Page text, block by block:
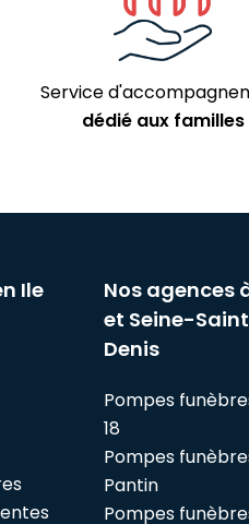
Service
dédié aux familles
Ile
Nos agences
et Seine-
Denis
Pompes
18
Pompes
Pantin
Pompes